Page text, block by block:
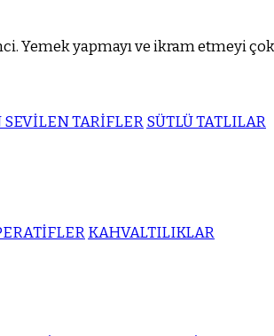
Yemek yapmayı ve ikram etmeyi
SEVİLEN TARİFLERSÜTLÜ TATLILAR
KAHVALTILIKLAR